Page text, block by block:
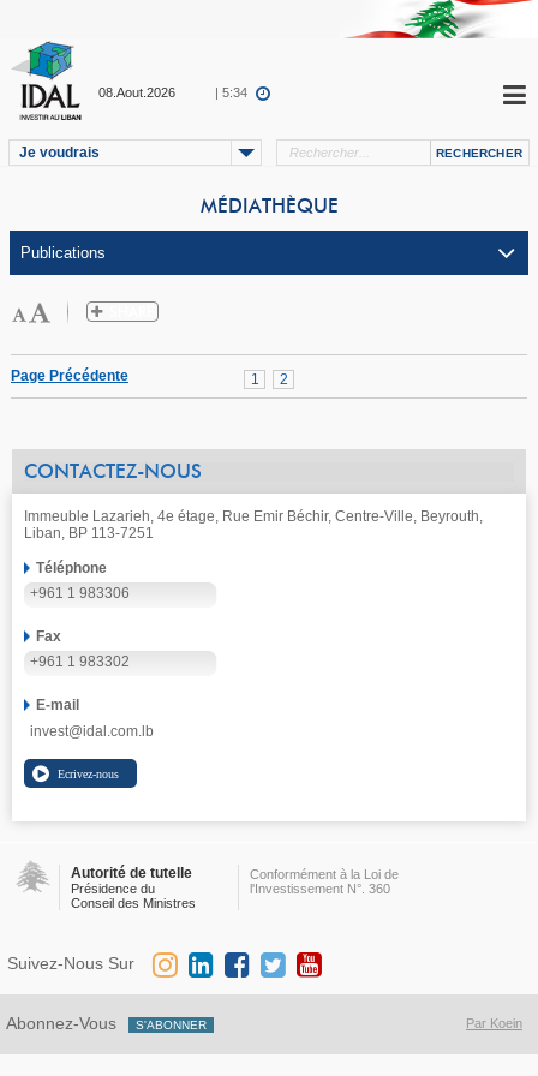
08.Aout.2026 | 5:34
Je voudrais
MÉDIATHÈQUE
1 2
Page Précédente
CONTACTEZ-NOUS
Immeuble Lazarieh, 4e étage, Rue Emir Béchir, Centre-Ville, Beyrouth,
Liban, BP 113-7251
Téléphone
+961 1 983306
Fax
+961 1 983302
E-mail
invest@idal.com.lb
Autorité de tutelle
Présidence du
Conseil des Ministres
Conformément à la Loi de
l'Investissement N°. 360
Par Koein
Abonnez-Vous
Suivez-Nous Sur